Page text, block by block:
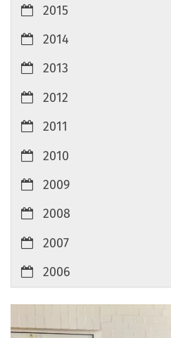
2015
2014
2013
2012
2011
2010
2009
2008
2007
2006